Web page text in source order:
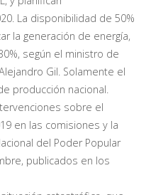
La disponibilidad de 50%
la generación de energía,
según el ministro de
Gil. Solamente el
producción nacional.
sobre el
en las comisiones y la
del Poder Popular
publicados en los